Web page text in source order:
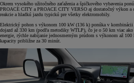
Okrem vysokého užitočného zaťaženia a špičkového vybavenia
PROACE CITY a PROACE CITY VERSO aj dostatočný výkon a
reakcie a hladkú jazdu typickú pre všetky elektromobily.
Elektrický pohon s výkonom 100 kW (136 k) ponúka v kombinácii
dojazd až 330 km (podľa metodiky WTLP), čo je o 50 km viac
energie, rýchle nabíjanie jednosmerným prúdom s výkonom až
kapacity približne za 30 minút.